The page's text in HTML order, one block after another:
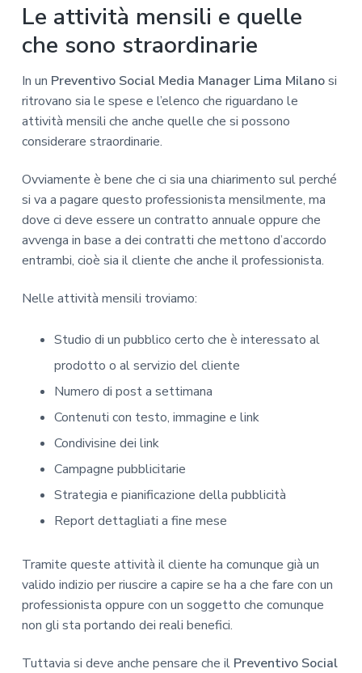
Le attività mensili e quelle
che sono straordinarie
In un Preventivo Social Media Manager Lima Milanosi
ritrovano sia le spese e l’elenco che riguardano le
attività mensili che anche quelle che si possono
considerare straordinarie.
Ovviamente è bene che ci sia una chiarimento sul perché
si va a pagare questo professionista mensilmente, ma
dove ci deve essere un contratto annuale oppure che
avvenga in base a dei contratti che mettono d’accordo
entrambi, cioè sia il cliente che anche il professionista.
Nelle attività mensili troviamo:
Studio di un pubblico certo che è interessato al
prodotto o al servizio del cliente
Numero di post a settimana
Contenuti con testo, immagine e link
Condivisine dei link
Campagne pubblicitarie
Strategia e pianificazione della pubblicità
Report dettagliati a fine mese
Tramite queste attività il cliente ha comunque già un
valido indizio per riuscire a capire se ha a che fare con un
professionista oppure con un soggetto che comunque
non gli sta portando dei reali benefici.
Tuttavia si deve anche pensare che il Preventivo Social